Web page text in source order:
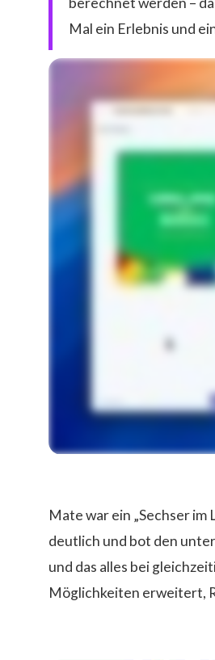
Mal ein Erlebnis und
Mate war ein „Sechser
deutlich und bot den
und das alles bei
Möglichkeiten erweitert,